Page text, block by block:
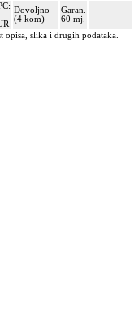
Dovoljno
(4 kom)
Garan.
60 mj.
opisa, slika i drugih podataka.